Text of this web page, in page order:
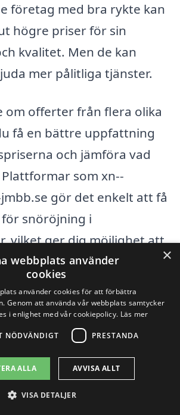
företag med bra rykte kan
högre priser för sin
kvalitet. Men de kan
mer pålitliga tjänster.
om offerter från flera olika
få en bättre uppfattning
och jämföra vad
som xn--
gör det enkelt att få
snöröjning i
vilket ger dig möjlighet att
alternativet som passar
din budget.
god idé att ställa specifika
som ingår i priset,
det finns några dolda
om det erbjuds någon
×
webbplats använder
cookies
använder cookies för att förbättra
Genom att använda vår webbplats samtycker
i enlighet med vår cookiepolicy. Läs mer
NÖDVÄNDIGT PRESTANDA
ALLA AVVISA ALLT
VISA DETALJER